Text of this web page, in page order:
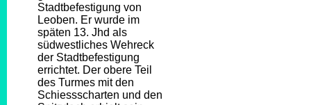
Stadtbefestigung von
Leoben. Er wurde im
späten 13. Jhd als
südwestliches Wehreck
der Stadtbefestigung
errichtet. Der obere Teil
des Turmes mit den
Schiessscharten und den